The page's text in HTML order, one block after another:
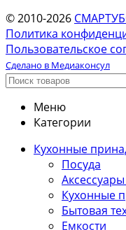
© 2010-2026
Политика
Пользовательское
Сделано в Медиаконсул
Меню
Категории
Кухонные
Посуда
Кухонные
Бытовая
Емкости